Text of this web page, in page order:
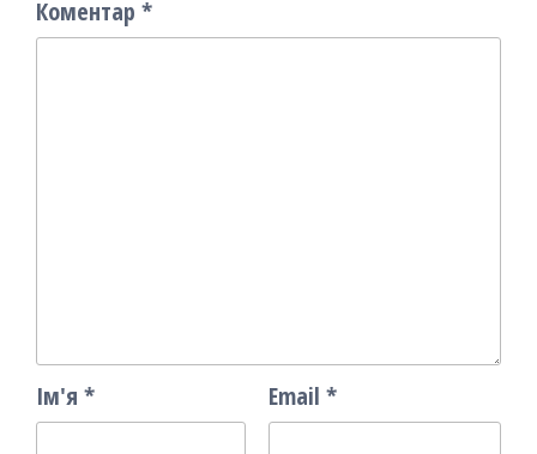
Коментар *
Ім'я * Email *